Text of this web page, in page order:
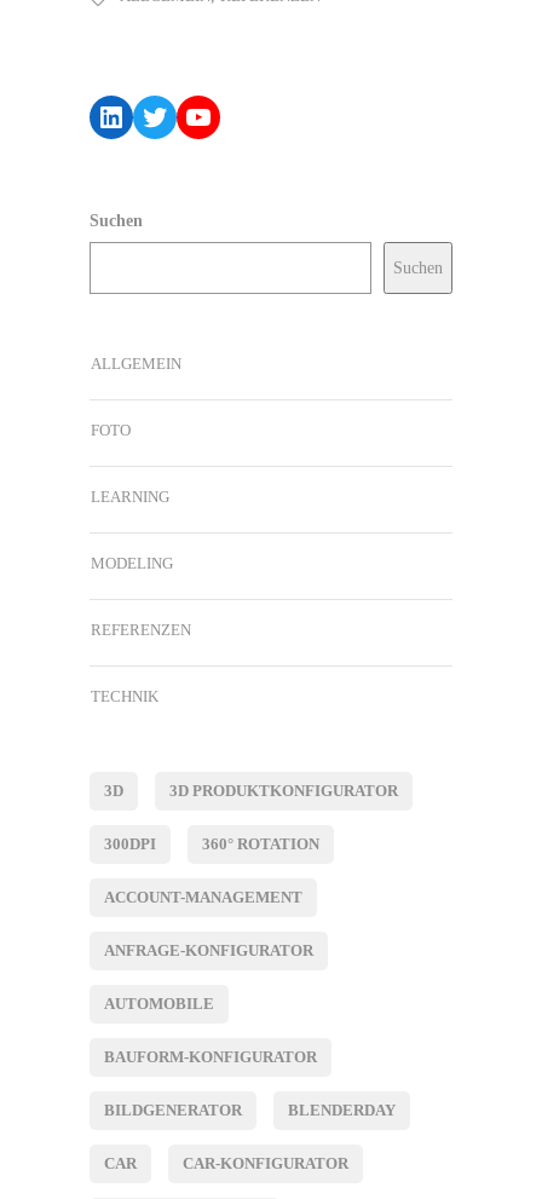
LinkedIn
TwitterYouTube
Suchen
Suchen
ALLGEMEIN
FOTO
LEARNING
MODELING
REFERENZEN
TECHNIK
3D 3D PRODUKTKONFIGURATOR
300DPI 360° ROTATION
ACCOUNT-MANAGEMENT
ANFRAGE-KONFIGURATOR
AUTOMOBILE
BAUFORM-KONFIGURATOR
BILDGENERATOR BLENDERDAY
CAR CAR-KONFIGURATOR